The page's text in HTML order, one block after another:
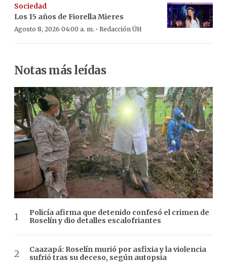
Sociedad
Los 15 años de Fiorella Mieres
Agosto 8, 2026 04:00 a. m. · Redacción ÚH
Notas más leídas
Policía afirma que detenido confesó el crimen de
Roselín y dio detalles escalofriantes
Caazapá: Roselín murió por asfixia y la violencia
sufrió tras su deceso, según autopsia